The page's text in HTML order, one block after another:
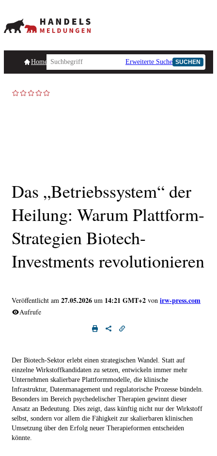
HomepageHandelsmeldungen Ad-Hoc-Meldungen
Erweiterte Suche SUCHEN
Das „Betriebssystem“ der
Heilung: Warum Plattform-
Strategien Biotech-
Investments revolutionieren
Veröffentlicht am 27.05.2026 um 14:21 GMT+2 von irw-press.com
Aufrufe
Der Biotech-Sektor erlebt einen strategischen Wandel. Statt auf
einzelne Wirkstoffkandidaten zu setzen, entwickeln immer mehr
Unternehmen skalierbare Plattformmodelle, die klinische
Infrastruktur, Datenmanagement und regulatorische Prozesse bündeln.
Besonders im Bereich psychedelischer Therapien gewinnt dieser
Ansatz an Bedeutung. Dies zeigt, dass künftig nicht nur der Wirkstoff
selbst, sondern vor allem die Fähigkeit zur skalierbaren klinischen
Umsetzung über den Erfolg neuer Therapieformen entscheiden
könnte.